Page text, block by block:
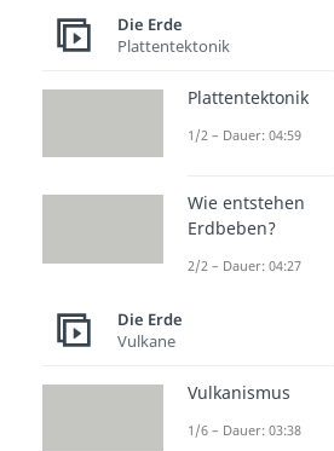
Die bekanntesten
Antarktisam Südpol
Nordpol.
Die Erde
Plattentektonik
Plattentektonik
1/2 – Dauer: 04:59
Wie entstehen
Erdbeben?
2/2 – Dauer: 04:27
Die Erde
Vulkane
Vulkanismus
1/6 – Dauer: 03:38